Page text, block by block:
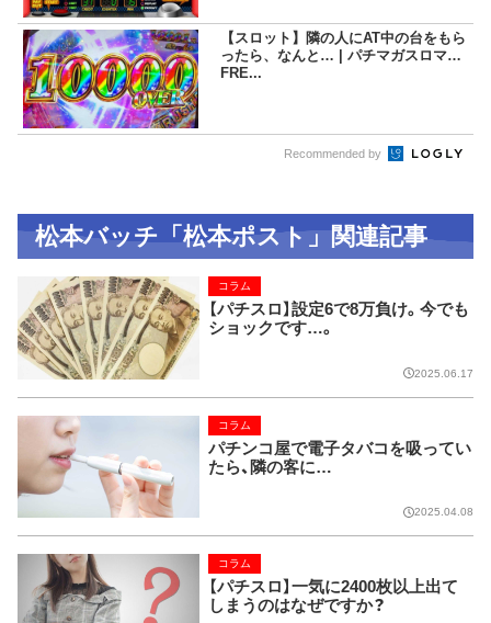
【スロット】隣の人にAT中の台をもら
ったら、なんと… | パチマガスロマガ
FRE...
Recommended by
松本バッチ「松本ポスト」関連記事
【パチスロ】設定6で8万負け。今でも
ショックです…。
コラム
2025.06.17
パチンコ屋で電子タバコを吸ってい
たら、隣の客に…
コラム
2025.04.08
【パチスロ】一気に2400枚以上出て
しまうのはなぜですか？
コラム